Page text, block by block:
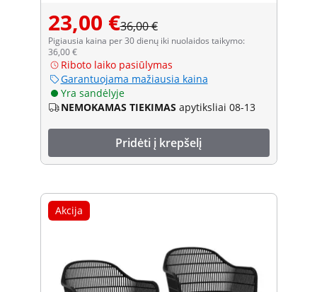
23,00 €36,00 €
Pigiausia kaina per 30 dienų iki nuolaidos taikymo:
36,00 €
Riboto laiko pasiūlymas
Garantuojama mažiausia kaina
Yra sandėlyje
NEMOKAMAS TIEKIMAS apytiksliai 08-13
Pridėti į krepšelį
Akcija